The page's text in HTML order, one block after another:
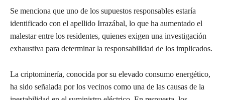
Se menciona que uno de los supuestos responsables estaría
identificado con el apellido Irrazábal, lo que ha aumentado el
malestar entre los residentes, quienes exigen una investigación
exhaustiva para determinar la responsabilidad de los implicados.
La criptominería, conocida por su elevado consumo energético,
ha sido señalada por los vecinos como una de las causas de la